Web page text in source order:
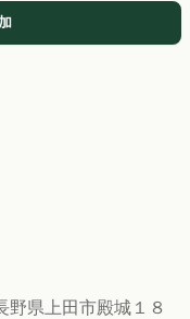
野県上田市殿城１８